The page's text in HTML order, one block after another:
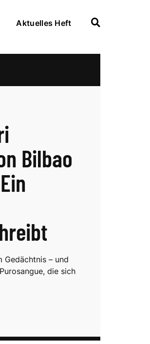
Aktuelles Heft
Bilbao
Gedächtnis – und
die sich